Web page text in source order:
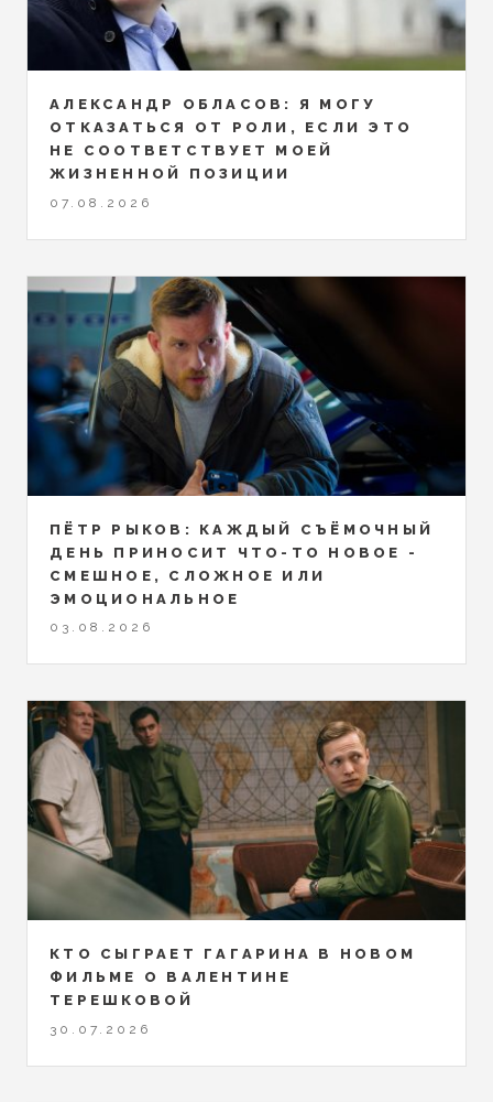
АЛЕКСАНДР ОБЛАСОВ: Я МОГУ
ОТКАЗАТЬСЯ ОТ РОЛИ, ЕСЛИ ЭТО
НЕ СООТВЕТСТВУЕТ МОЕЙ
ЖИЗНЕННОЙ ПОЗИЦИИ
07.08.2026
ПЁТР РЫКОВ: КАЖДЫЙ СЪЁМОЧНЫЙ
ДЕНЬ ПРИНОСИТ ЧТО-ТО НОВОЕ -
СМЕШНОЕ, СЛОЖНОЕ ИЛИ
ЭМОЦИОНАЛЬНОЕ
03.08.2026
КТО СЫГРАЕТ ГАГАРИНА В НОВОМ
ФИЛЬМЕ О ВАЛЕНТИНЕ
ТЕРЕШКОВОЙ
30.07.2026